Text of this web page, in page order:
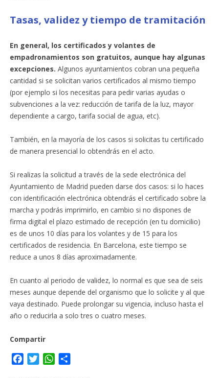
Tasas, validez y tiempo de tramitación
En general, los certificados y volantes de
empadronamientos son gratuitos, aunque hay algunas
excepciones. Algunos ayuntamientos cobran una pequeña
cantidad si se solicitan varios certificados al mismo tiempo
(por ejemplo si los necesitas para pedir varias ayudas o
subvenciones a la vez: reducción de tarifa de la luz, mayor
dependiente a cargo, tarifa social de agua, etc).
También, en la mayoría de los casos si solicitas tu certificado
de manera presencial lo obtendrás en el acto.
Si realizas la solicitud a través de la sede electrónica del
Ayuntamiento de Madrid pueden darse dos casos: si lo haces
con identificación electrónica obtendrás el certificado sobre la
marcha y podrás imprimirlo, en cambio si no dispones de
firma digital el plazo estimado de recepción (en tu domicilio)
es de unos 10 días para los volantes y de 15 para los
certificados de residencia. En Barcelona, este tiempo se
reduce a unos 8 días aproximadamente.
En cuanto al periodo de validez, lo normal es que sea de seis
meses aunque depende del organismo que lo solicite y al que
vaya destinado. Puede prolongar su vigencia, incluso hasta el
año o reducirla a solo tres o cuatro meses.
Compartir
W